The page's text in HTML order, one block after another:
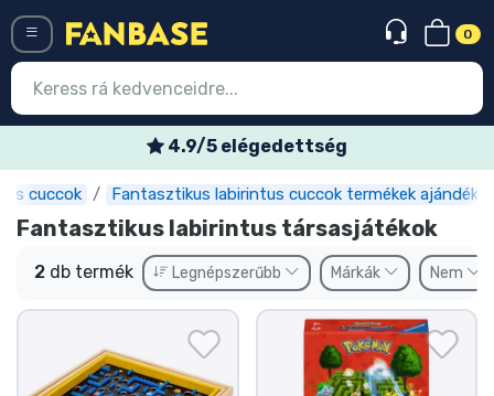
0
4.9/5 elégedettség
cuccok Fantasztikus labirintus cuccok termékek
Fantasztikus labirintus társasjátékok
2 db termék Legnépszerűbb Márkák Nem
Belépés Regisztráció
Legújabb cuccok
Akciós ajánlatok
Express szállítás